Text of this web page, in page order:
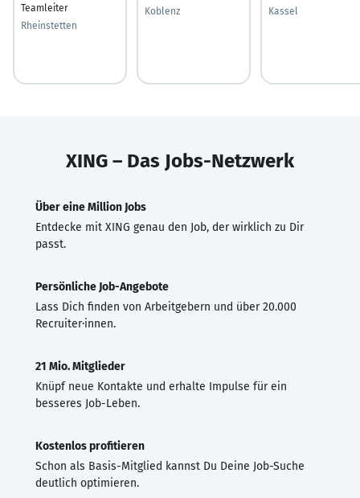
Teamleiter
Rheinstetten
Koblenz
Kassel
XING – Das Jobs-Netzwerk
Über eine Million Jobs
Entdecke mit XING genau den Job, der wirklich zu Dir
passt.
Persönliche Job-Angebote
Lass Dich finden von Arbeitgebern und über 20.000
Recruiter·innen.
21 Mio. Mitglieder
Knüpf neue Kontakte und erhalte Impulse für ein
besseres Job-Leben.
Kostenlos profitieren
Schon als Basis-Mitglied kannst Du Deine Job-Suche
deutlich optimieren.